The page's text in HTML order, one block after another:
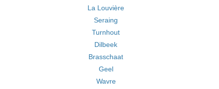
La Louvière
Seraing
Turnhout
Dilbeek
Brasschaat
Geel
Wavre